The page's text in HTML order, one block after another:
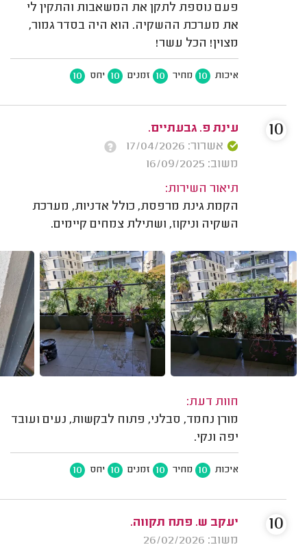
פעם נוספת לתקן את המשאבות והתקין לי
את מערכת ההשקיה. הוא היה בסדר גמור,
מצוין! הכל עשר!
איכות 10 מחיר 10 זמנים 10 יחס 10
עינת פ. גבעתיים.
אשרור: 17/04/2026
משוב: 16/09/2025
תיאור השירות:
הקמת גינת מרפסת, כולל אדניות, מערכת
השקיה וניקוז, ושתילת צמחים קיימים.
חוות דעת:
מורן נחמד, סבלני, פתוח לבקשות, נעים ועובד
יפה ונקי.
איכות 10 מחיר 10 זמנים 10 יחס 10
10
יעקב ש. פתח תקווה.
משוב: 26/02/2026
10